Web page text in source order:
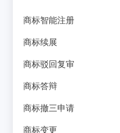
商标智能注册
商标续展
商标驳回复审
商标答辩
商标撤三申请
商标变更